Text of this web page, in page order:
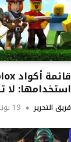
استخدامها: لا
فريق التحرير 19 يونيو, 2025